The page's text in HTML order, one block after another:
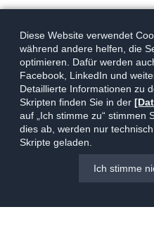
Diese Website verwendet
während andere helfen, die
optimieren. Dafür werden
Facebook, LinkedIn und
Detaillierte Informationen zu
Skripten finden Sie in der
auf „Ich stimme zu“ stimmen
dies ab, werden nur
Skripte geladen.
Ich stimme